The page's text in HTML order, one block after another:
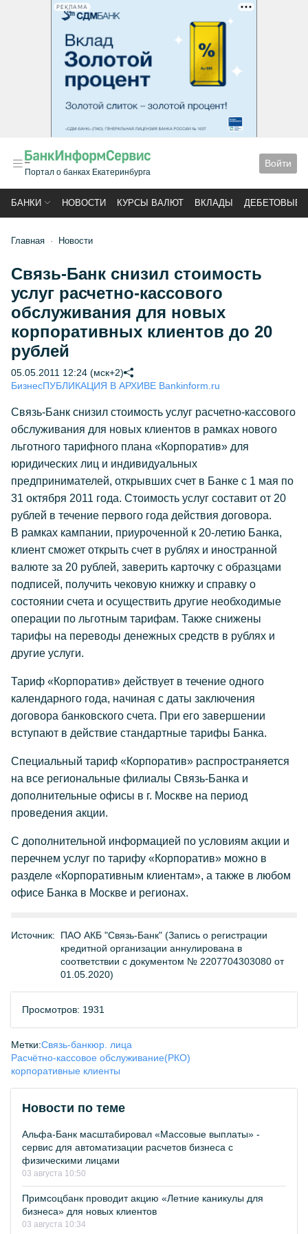
РЕКЛАМА
Портал о банках Екатеринбурга
Войти
БАНКИ НОВОСТИ КУРСЫ ВАЛЮТ ВКЛАДЫ ДЕБЕТОВЫЕ
Главная Новости
Связь-Банк снизил стоимость
услуг расчетно-кассового
обслуживания для новых
корпоративных клиентов до 20
рублей
05.05.2011 12:24 (мск+2)
БизнесПУБЛИКАЦИЯ В АРХИВЕ Bankinform.ru
Связь-Банк снизил стоимость услуг расчетно-кассового
обслуживания для новых клиентов в рамках нового
льготного тарифного плана «Корпоратив» для
юридических лиц и индивидуальных
предпринимателей, открывших счет в Банке с 1 мая по
31 октября 2011 года. Стоимость услуг составит от 20
рублей в течение первого года действия договора.
В рамках кампании, приуроченной к 20-летию Банка,
клиент сможет открыть счет в рублях и иностранной
валюте за 20 рублей, заверить карточку с образцами
подписей, получить чековую книжку и справку о
состоянии счета и осуществить другие необходимые
операции по льготным тарифам. Также снижены
тарифы на переводы денежных средств в рублях и
другие услуги.
Тариф «Корпоратив» действует в течение одного
календарного года, начиная с даты заключения
договора банковского счета. При его завершении
вступают в действие стандартные тарифы Банка.
Специальный тариф «Корпоратив» распространяется
на все региональные филиалы Связь-Банка и
дополнительные офисы в г. Москве на период
проведения акции.
С дополнительной информацией по условиям акции и
перечнем услуг по тарифу «Корпоратив» можно в
разделе «Корпоративным клиентам», а также в любом
офисе Банка в Москве и регионах.
Источник:
ПАО АКБ "Связь-Банк" (Запись о регистрации
кредитной организации аннулирована в
соответствии с документом № 2207704303080 от
01.05.2020)
Просмотров: 1931
Метки:Связь-банкюр. лица
Расчётно-кассовое обслуживание(РКО)
корпоративные клиенты
Новости по теме
Альфа-Банк масштабировал «Массовые выплаты» -
сервис для автоматизации расчетов бизнеса с
физическими лицами
03 августа 10:50
Примсоцбанк проводит акцию «Летние каникулы для
бизнеса» для новых клиентов
03 августа 10:34